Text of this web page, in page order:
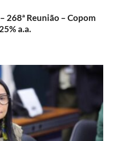
268ª Reunião – Copom
a.a.